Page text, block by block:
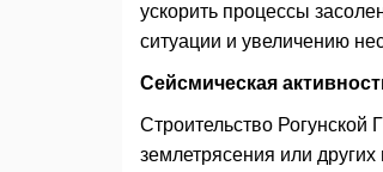
ускорить процессы
ситуации и увеличению
Сейсмическая
Строительство
землетрясения или